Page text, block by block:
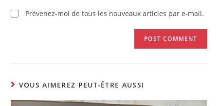
Prévenez-moi de tous les nouveaux articles par e-mail.
VOUS AIMEREZ PEUT-ÊTRE AUSSI